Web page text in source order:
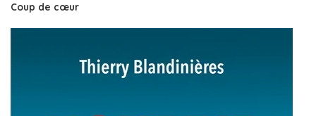
Coup de cœur